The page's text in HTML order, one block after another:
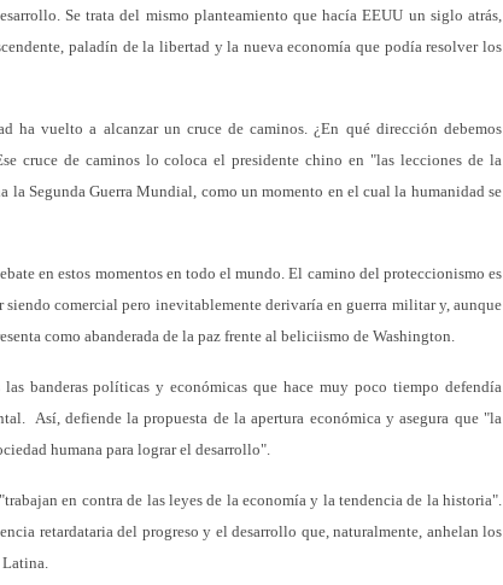
Se trata del mismo planteamiento que hacía EEUU un siglo atrás,
paladín de la libertad y la nueva economía que podía resolver los
ha vuelto a alcanzar un cruce de caminos. ¿En qué dirección debemos
cruce de caminos lo coloca el presidente chino en "las lecciones de la
Segunda Guerra Mundial, como un momento en el cual la humanidad se
en estos momentos en todo el mundo. El camino del proteccionismo es
siendo comercial pero inevitablemente derivaría en guerra militar y, aunque
como abanderada de la paz frente al beliciismo de Washington.
banderas políticas y económicas que hace muy poco tiempo defendía
Así, defiende la propuesta de la apertura económica y asegura que "la
humana para lograr el desarrollo".
en contra de las leyes de la economía y la tendencia de la historia".
retardataria del progreso y el desarrollo que, naturalmente, anhelan los
Latina.